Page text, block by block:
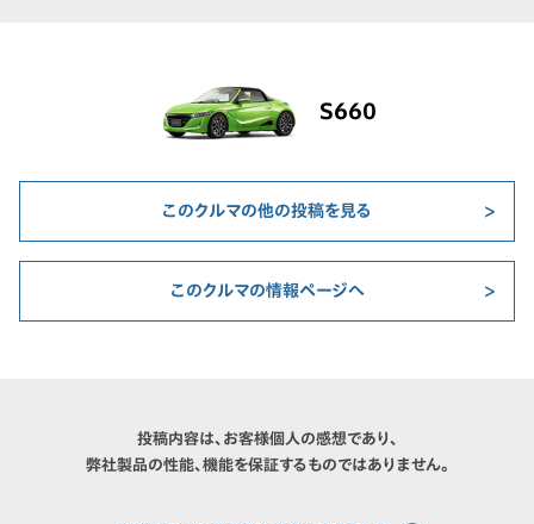
S660
このクルマの他の投稿を見る
このクルマの情報ページへ
投稿内容は、お客様個人の感想であり、
弊社製品の性能、機能を保証するものではありません。